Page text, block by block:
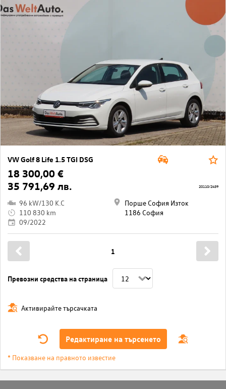
VW Golf 8 Life 1.5 TGI DSG
18 300,00 €
35 791,69 лв.
96 kW/130 K.C
110 830 km
09/2022
Порше София Изток
1186 София
20110/2439
Превозни средства на страница
1
Активирайте търсачката
Редактиране на търсенето
* Показване на правното известие